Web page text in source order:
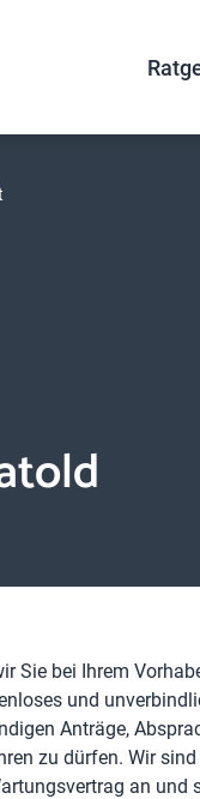
Sie bei Ihrem
und
Anträge,
zu dürfen. Wir
an